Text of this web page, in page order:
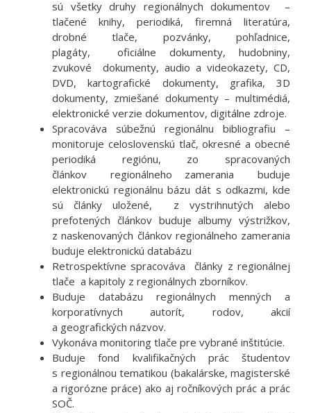
sú všetky druhy regionálnych dokumentov –
tlačené knihy, periodiká, firemná literatúra,
drobné tlače, pozvánky, pohľadnice,
plagáty, oficiálne dokumenty, hudobniny,
zvukové dokumenty, audio a videokazety, CD,
DVD, kartografické dokumenty, grafika, 3D
dokumenty, zmiešané dokumenty – multimédiá,
elektronické verzie dokumentov, digitálne zdroje.
Spracováva súbežnú regionálnu bibliografiu –
monitoruje celoslovenskú tlač, okresné a obecné
periodiká regiónu, zo spracovaných
článkov regionálneho zamerania buduje
elektronickú regionálnu bázu dát s odkazmi, kde
sú články uložené, z vystrihnutých alebo
prefotených článkov buduje albumy výstrižkov,
z naskenovaných článkov regionálneho zamerania
buduje elektronickú databázu
Retrospektívne spracováva články z regionálnej
tlače a kapitoly z regionálnych zborníkov.
Buduje databázu regionálnych menných a
korporatívnych autorít, rodov, akcií
a geografických názvov.
Vykonáva monitoring tlače pre vybrané inštitúcie.
Buduje fond kvalifikačných prác študentov
s regionálnou tematikou (bakalárske, magisterské
a rigorózne práce) ako aj ročníkových prác a prác
SOČ.